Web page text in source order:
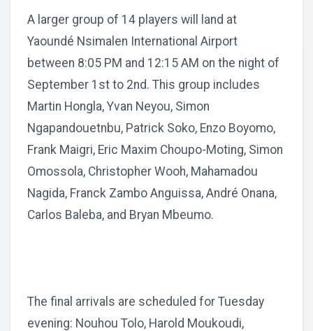
A larger group of 14 players will land at
Yaoundé Nsimalen International Airport
between 8:05 PM and 12:15 AM on the night of
September 1st to 2nd. This group includes
Martin Hongla, Yvan Neyou, Simon
Ngapandouetnbu, Patrick Soko, Enzo Boyomo,
Frank Maigri, Eric Maxim Choupo-Moting, Simon
Omossola, Christopher Wooh, Mahamadou
Nagida, Franck Zambo Anguissa, André Onana,
Carlos Baleba, and Bryan Mbeumo.
The final arrivals are scheduled for Tuesday
evening: Nouhou Tolo, Harold Moukoudi,